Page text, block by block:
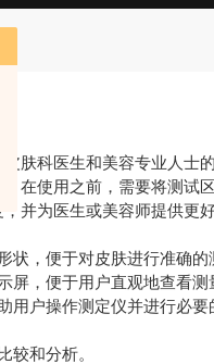
科医生和美容专业人士的
在使用之前，需要将测试
并为医生或美容师提供更好
，便于对皮肤进行准确的
，便于用户直观地查看测
户操作测定仪并进行必要
和分析。